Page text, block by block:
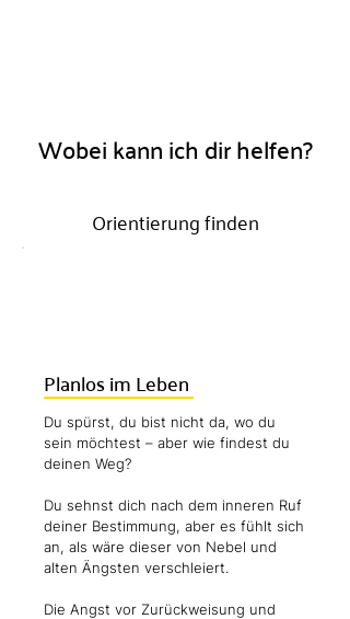
Wobei kann ich dir helfen?
Orientierung finden
Planlos im Leben
Du spürst, du bist nicht da, wo du
sein möchtest – aber wie findest du
deinen Weg?
Du sehnst dich nach dem inneren Ruf
deiner Bestimmung, aber es fühlt sich
an, als wäre dieser von Nebel und
alten Ängsten verschleiert.
Die Angst vor Zurückweisung und